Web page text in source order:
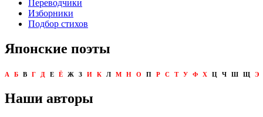
Переводчики
Изборники
Подбор стихов
Японские поэты
А Б В Г Д Е Ё Ж З И К Л М Н О П Р С Т У Ф Х Ц Ч Ш Щ Э
Наши авторы